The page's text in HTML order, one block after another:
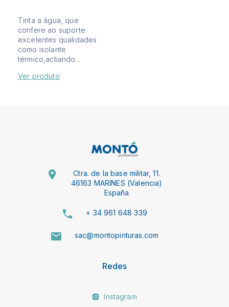
Tinta a água, que
confere ao suporte
excelentes qualidades
como isolante
térmico,actiando...
Ver produto
Ctra. de la base militar, 11.
46163 MARINES (Valencia)
España
+ 34 961 648 339
sac@montopinturas.com
Redes
Instagram